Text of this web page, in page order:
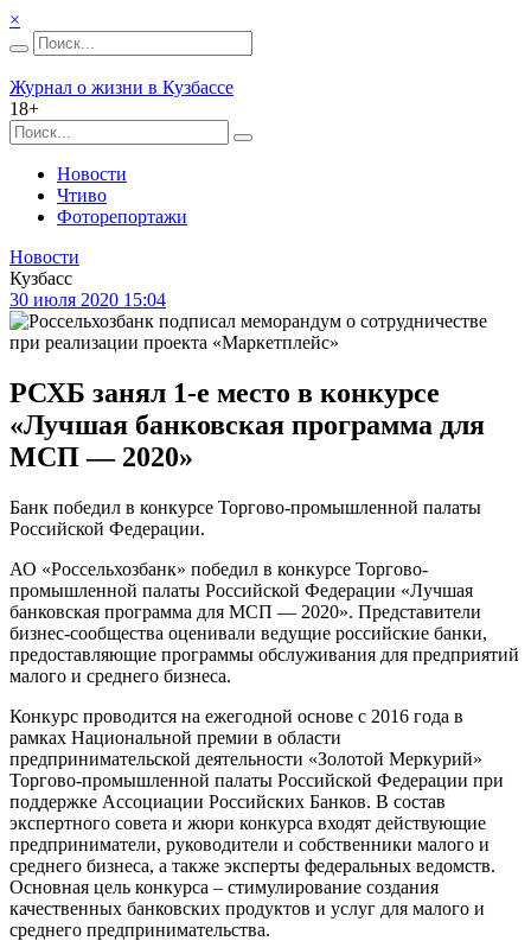
×
Журнал о жизни в Кузбассе
18+
Новости
Чтиво
Фоторепортажи
Новости
Кузбасс
30 июля 2020 15:04
РСХБ занял 1-е место в конкурсе
«Лучшая банковская программа для
МСП — 2020»
Банк победил в конкурсе Торгово-промышленной палаты
Российской Федерации.
АО «Россельхозбанк» победил в конкурсе Торгово-
промышленной палаты Российской Федерации «Лучшая
банковская программа для МСП — 2020». Представители
бизнес-сообщества оценивали ведущие российские банки,
предоставляющие программы обслуживания для предприятий
малого и среднего бизнеса.
Конкурс проводится на ежегодной основе с 2016 года в
рамках Национальной премии в области
предпринимательской деятельности «Золотой Меркурий»
Торгово-промышленной палаты Российской Федерации при
поддержке Ассоциации Российских Банков. В состав
экспертного совета и жюри конкурса входят действующие
предприниматели, руководители и собственники малого и
среднего бизнеса, а также эксперты федеральных ведомств.
Основная цель конкурса – стимулирование создания
качественных банковских продуктов и услуг для малого и
среднего предпринимательства.